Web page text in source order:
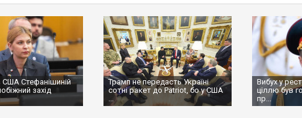
Трамп не передасть Україні
сотні ракет до Patriot, бо у США
...
Вибух у ресторані в Москві:
ціллю був головком ВКС Росії,